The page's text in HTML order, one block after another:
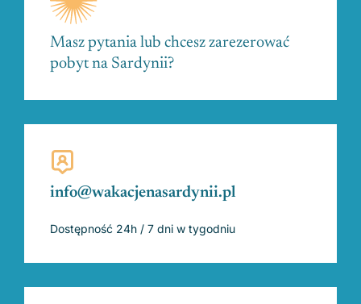
Masz pytania lub chcesz zarezerować
pobyt na Sardynii?
info@wakacjenasardynii.pl
Dostępność 24h / 7 dni w tygodniu